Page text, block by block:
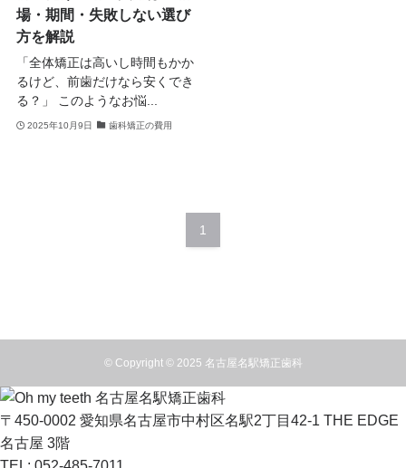
場・期間・失敗しない選び
方を解説
「全体矯正は高いし時間もかか
るけど、前歯だけなら安くでき
る？」 このようなお悩...
2025年10月9日 歯科矯正の費用
1
©Copyright © 2025 名古屋名駅矯正歯科
名古屋名駅矯正歯科
〒450-0002 愛知県名古屋市中村区名駅2丁目42-1 THE EDGE
名古屋 3階